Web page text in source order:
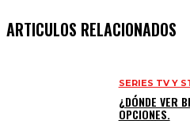
ARTICULOS RELACIONADOS
SERIES TV Y
¿DÓNDE VER
OPCIONES.